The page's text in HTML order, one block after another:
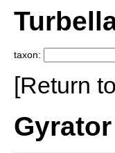
taxon:
[Return